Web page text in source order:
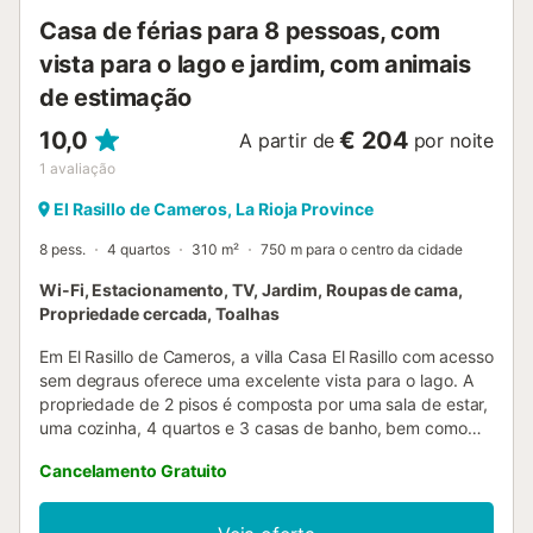
Casa de férias para 8 pessoas, com
vista para o lago e jardim, com animais
de estimação
10,0
1 avaliação
A partir de € 204 por noite
El Rasillo de Cameros, La Rioja Province
8 pess. 4 quartos 310 m² 750 m para o centro da cidade
Wi-Fi, Estacionamento, TV, Jardim, Roupas de cama,
Propriedade cercada, Toalhas
Em El Rasillo de Cameros, a villa Casa El Rasillo com acesso
sem degraus oferece uma excelente vista para o lago. A
propriedade de 2 pisos é composta por uma sala de estar,
uma cozinha, 4 quartos e 3 casas de banho, bem como
As comodidades adicionais incluem Wi-Fi com um espaço
de trabalho dedicado para escritório em casa, uma
televisão, uma máquina de lavar roupa, bem como livros e
Cancelamento Gratuito